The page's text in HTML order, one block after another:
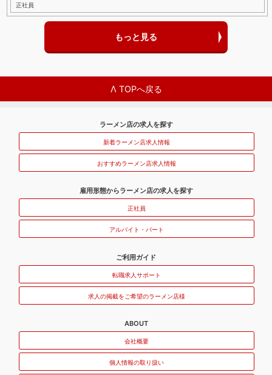
正社員
もっと見る
Λ TOPへ戻る
ラーメン店の求人を探す
新着ラーメン店求人情報
おすすめラーメン店求人情報
雇用形態からラーメン店の求人を探す
正社員
アルバイト・パート
ご利用ガイド
転職求人サポート
求人の掲載をご希望のラーメン店様
ABOUT
会社概要
個人情報の取り扱い